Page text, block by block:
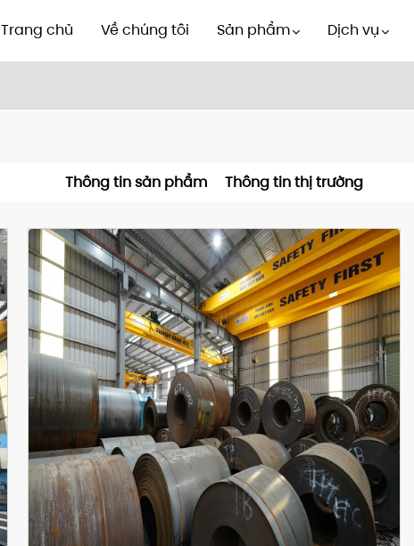
Trang chủ Về chúng tôi Sản phẩm Dịch vụ
Thông tin sản phẩm Thông tin thị trường